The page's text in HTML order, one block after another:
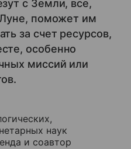
с Земли, все,
поможет им
за счет ресурсов,
особенно
миссий или
наук
и соавтор